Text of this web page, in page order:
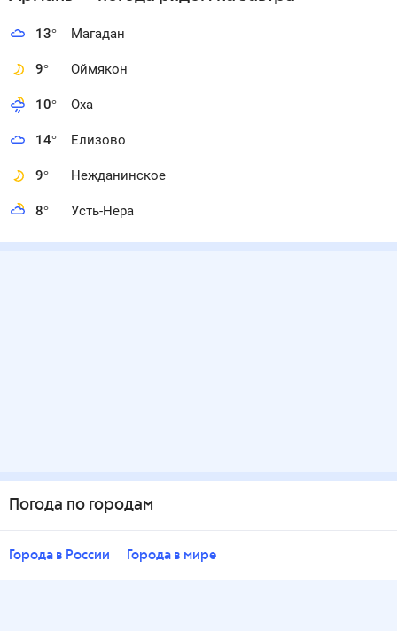
13° Магадан
9° Оймякон
10° Оха
14° Елизово
9° Нежданинское
8° Усть-Нера
Погода по городам
Города в России Города в мире